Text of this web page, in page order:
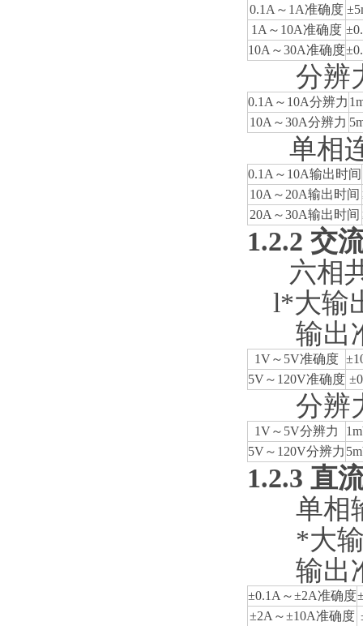
0.1A～1A准确度
1A～10A准确度
10A～30A准确度
分辨
0.1A～10A分辨力
10A～30A分辨力
单相
0.1A～10A输出时间
10A～20A输出时间
20A～30A输出时间
1.2.2 交
六相
l*大输
输出
1V～5V准确度
5V～120V准确度
分辨
1V～5V分辨力
5V～120V分辨力
1.2.3 直
单相
*大
输出
±0.1A～±2A准确度
±2A～±10A准确度